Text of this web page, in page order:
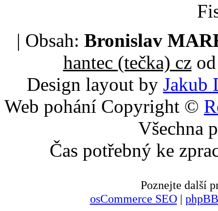
| Obsah: Bronislav
hantec (tečka) czod
Design layout by Jakub
Web pohání Copyright ©
Všechna
Čas potřebný ke
Poznejte další
osCommerce SEO|